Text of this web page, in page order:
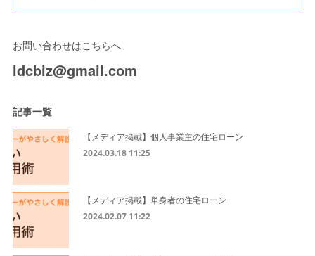
お問い合わせはこちらへ
ldcbiz@gmail.com
記事一覧
【メディア掲載】個人事業主の住宅ローン
2024.03.18 11:25
【メディア掲載】単身者の住宅ローン
2024.02.07 11:22